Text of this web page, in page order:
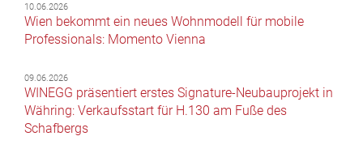
10.06.2026
Wien bekommt ein neues Wohnmodell für mobile
Professionals: Momento Vienna
09.06.2026
WINEGG präsentiert erstes Signature-Neubauprojekt in
Währing: Verkaufsstart für H.130 am Fuße des
Schafbergs